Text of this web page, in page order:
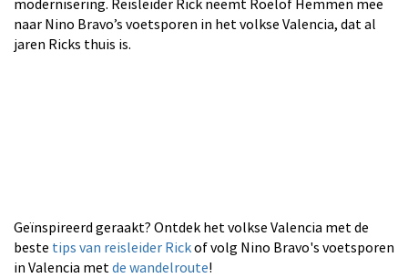
modernisering. Reisleider Rick neemt Roelof Hemmen mee
naar Nino Bravo’s voetsporen in het volkse Valencia, dat al
jaren Ricks thuis is.
Geïnspireerd geraakt? Ontdek het volkse Valencia met de
beste tips van reisleider Rickof volg Nino Bravo's voetsporen
in Valencia metde wandelroute!